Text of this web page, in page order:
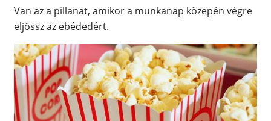
Van az a pillanat, amikor a munkanap közepén végre
eljössz az ebédedért.